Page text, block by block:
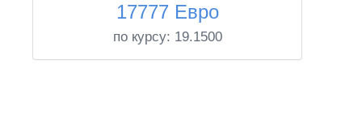
17777 Евро
по курсу: 19.1500